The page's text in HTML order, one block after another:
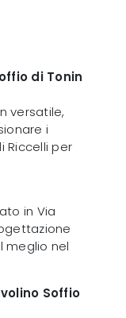
di Tonin
versatile,
i
Riccelli per
in Via
meglio nel
Soffio